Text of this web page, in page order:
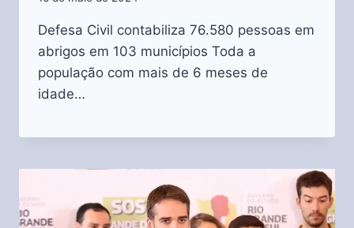
Defesa Civil contabiliza 76.580 pessoas em
abrigos em 103 municípios Toda a
população com mais de 6 meses de
idade…